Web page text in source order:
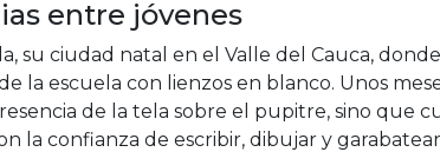
entre jóvenes
su ciudad natal en el Valle del Cauca,
la escuela con lienzos en blanco. Unos
de la tela sobre el pupitre, sino que
la confianza de escribir, dibujar y